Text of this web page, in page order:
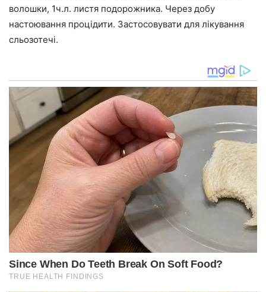
волошки, 1ч.л. листя подорожника. Через добу
настоювання процідити. Застосовувати для лікування
сльозотечі.